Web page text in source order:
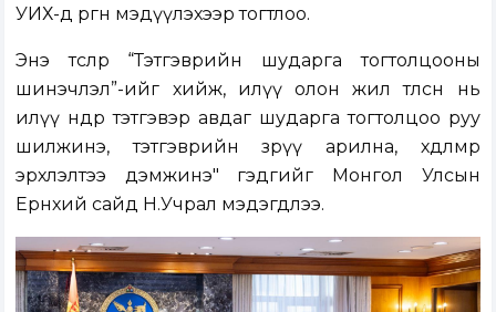
УИХ-д өргөн мэдүүлэхээр тогтлоо.
Энэ төслөөр “Тэтгэврийн шударга тогтолцооны
шинэчлэл”-ийг хийж, илүү олон жил төлсөн нь
илүү өндөр тэтгэвэр авдаг шударга тогтолцоо руу
шилжинэ, тэтгэврийн зөрүү арилна, хөдөлмөр
эрхлэлтээ дэмжинэ" гэдгийг Монгол Улсын
Ерөнхий сайд Н.Учрал мэдэгдлээ.